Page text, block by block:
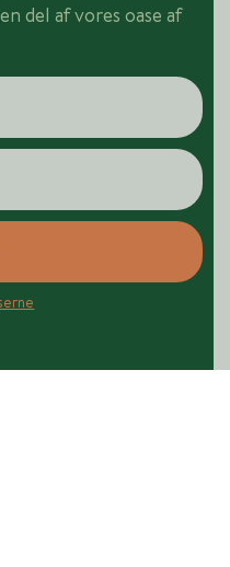
del af vores oase af